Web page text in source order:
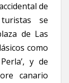
de
se
de Las
como
y de
canario